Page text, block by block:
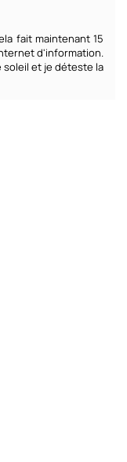
fait maintenant 15
d'information.
soleil et je déteste la